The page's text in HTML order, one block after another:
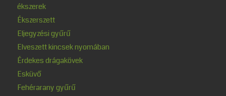
ékszerek
Ékszerszett
Eljegyzési gyűrű
Elveszett kincsek nyomában
Érdekes drágakövek
Esküvő
Fehérarany gyűrű